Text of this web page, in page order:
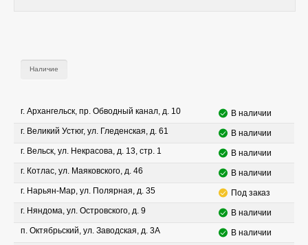
Наличие
г. Архангельск, пр. Обводный канал, д. 10
В наличии
г. Великий Устюг, ул. Гледенская, д. 61
В наличии
г. Вельск, ул. Некрасова, д. 13, стр. 1
В наличии
г. Котлас, ул. Маяковского, д. 46
В наличии
г. Нарьян-Мар, ул. Полярная, д. 35
Под заказ
г. Няндома, ул. Островского, д. 9
В наличии
п. Октябрьский, ул. Заводская, д. 3А
В наличии